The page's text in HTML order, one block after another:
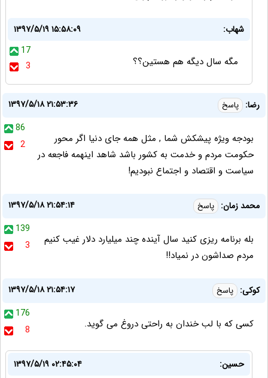
شهاب:
۱۳۹۷/۵/۱۹ ۱۵:۵۸:۰۹
17
3
مگه سال ديگه هم هستين؟؟
رضا: پاسخ
۱۳۹۷/۵/۱۸ ۲۱:۵۳:۳۶
86
2
بودجه ویژه پیشکش شما , مثل همه جای دنیا اگر محور
حکومت مردم و خدمت به کشور باشد شاهد اینهمه فاجعه در
سیاست و اقتصاد و اجتماع نبودیم!
محمد زمان: پاسخ
۱۳۹۷/۵/۱۸ ۲۱:۵۴:۱۴
139
3
بله برنامه ریزی کنید سال آینده چند میلیارد دلار غیب کنیم
مردم صداشون در نمیاد!!
کوکی: پاسخ
۱۳۹۷/۵/۱۸ ۲۱:۵۴:۱۷
176
8
کسی که با لب خندان به راحتی دروغ می گوید.
حسین:
۱۳۹۷/۵/۱۹ ۰۲:۴۵:۰۴